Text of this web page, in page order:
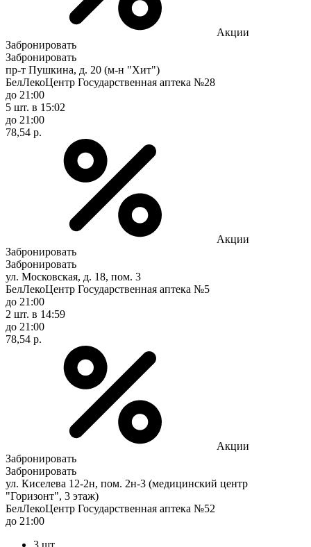
Акции
Забронировать
Забронировать
пр-т Пушкина, д. 20 (м-н "Хит")
БелЛекоЦентр Государственная аптека №28
до 21:00
5 шт. в 15:02
до 21:00
78,54 р.
Акции
Забронировать
Забронировать
ул. Московская, д. 18, пом. 3
БелЛекоЦентр Государственная аптека №5
до 21:00
2 шт. в 14:59
до 21:00
78,54 р.
Акции
Забронировать
Забронировать
ул. Киселева 12-2н, пом. 2н-3 (медицинский центр
"Горизонт", 3 этаж)
БелЛекоЦентр Государственная аптека №52
до 21:00
3 шт.